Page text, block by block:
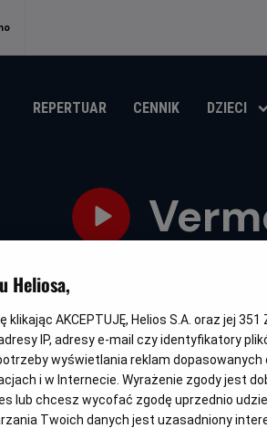
REPERTUAR CENNIK DZIECI
NAPISY
Heliosa,
AKCEPTUJĘ, Helios S.A. oraz jej 351
IP, adresy e-mail czy identyfikatory
wyświetlania reklam
i w Internecie. Wyrażenie zgody jest
lub chcesz wycofać zgodę uprzednio
Twoich danych jest uzasadniony